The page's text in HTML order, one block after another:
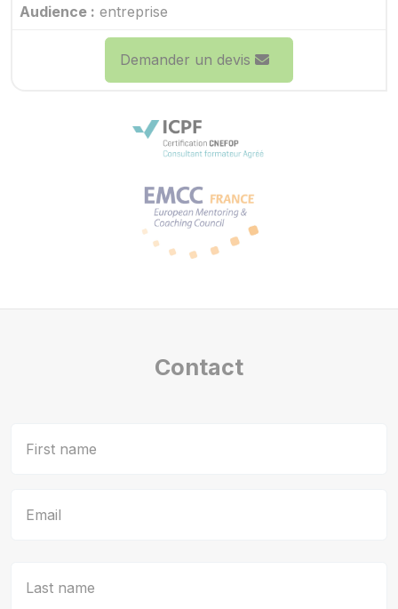
Audience : entreprise
Demander un devis
Contact
First name
Email
Last name